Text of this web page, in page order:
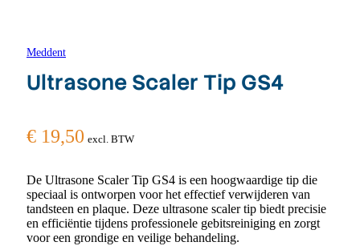
Meddent
Ultrasone Scaler Tip GS4
€ 19,50 excl. BTW
De Ultrasone Scaler Tip GS4 is een hoogwaardige tip die
speciaal is ontworpen voor het effectief verwijderen van
tandsteen en plaque. Deze ultrasone scaler tip biedt precisie
en efficiëntie tijdens professionele gebitsreiniging en zorgt
voor een grondige en veilige behandeling.